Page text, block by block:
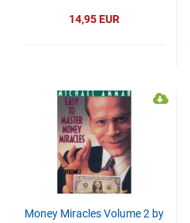
14,95 EUR
Money Miracles Volume 2 by